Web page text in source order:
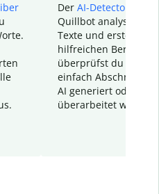
Der AI-Detector
Quillbot analysiert
Texte und erstellt
hilfreichen Bericht.
überprüfst du
einfach Abschnitte,
AI generiert oder
überarbeitet wurden.